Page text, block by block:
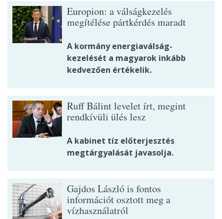
Europion: a válságkezelés
megítélése pártkérdés maradt
A kormány energiaválság-
kezelését a magyarok inkább
kedvezően értékelik.
Ruff Bálint levelet írt, megint
rendkívüli ülés lesz
A kabinet tíz előterjesztés
megtárgyalását javasolja.
Gajdos László is fontos
információt osztott meg a
vízhasználatról